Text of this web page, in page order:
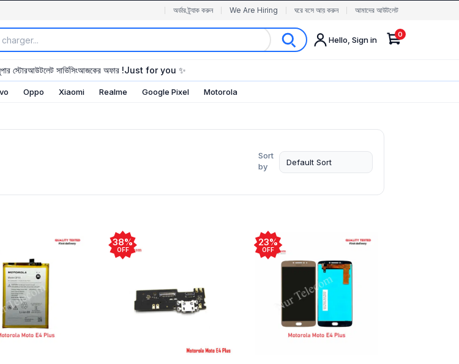
অর্ডার ট্র্যাক করুন We Are Hiring ঘরে বসে আয় করুন আমাদের আউটলেট
Hello, Sign in
0
স্টোরআউটলেট সার্ভিসিংআজকের অফার !Just for you ✨
Oppo Xiaomi Realme Google Pixel Motorola
Sort
by
38%
OFF
23%
OFF